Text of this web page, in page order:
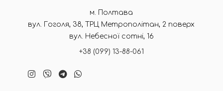
м. Полтава
вул. Гоголя, 38, ТРЦ Метрополітан, 2 поверх
вул. Небесної сотні, 16
+38 (099) 13-88-061